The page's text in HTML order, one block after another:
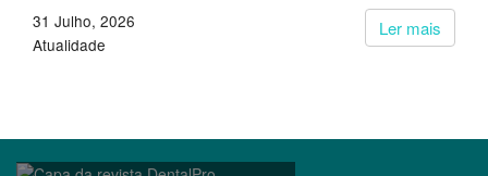
Ler mais
31 Julho, 2026
Atualidade